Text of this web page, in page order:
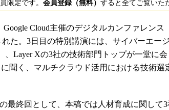
限定です。 会員登録（無料） すると全てご覧いた
Cloud主催のデジタルカンファレンス
た。3日目の特別講演には、サイバーエー
、Layer Xの3社の技術部門トップが一堂に
に聞く、マルチクラウド活用における技術選
最終回として、本稿では人材育成に関して3